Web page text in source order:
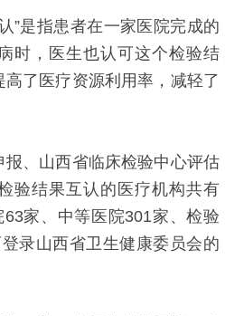
”是指患者在一家医院完成的
时，医生也认可这个检验结
了医疗资源利用率，减轻了
、山西省临床检验中心评估
验结果互认的医疗机构共有
家、中等医院301家、检验
录山西省卫生健康委员会的